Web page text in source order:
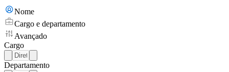
Nome
Cargo e departamento
Avançado
Cargo
Departamento